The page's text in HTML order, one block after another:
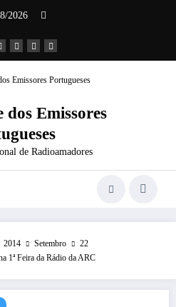
2026
dos Emissores
de Radioamadores
2014 Setembro
22
1ª Feira da Rádio da ARC